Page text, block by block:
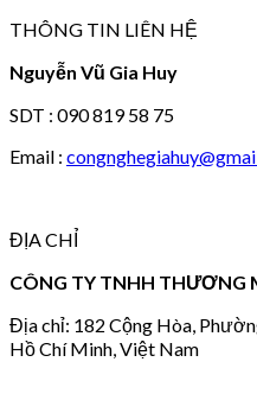
THÔNG TIN LIÊN HỆ
Nguyễn Vũ Gia Huy
SDT : 090 819 58 75
Email :
ĐỊA CHỈ
CÔNG TY TNHH THƯƠNG
Địa chỉ: 182 Cộng Hòa,
Hồ Chí Minh, Việt Nam